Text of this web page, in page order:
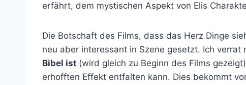
erfährt, dem mystischen Aspekt von Elis
Die Botschaft des Films, dass das Herz Dinge
neu aber interessant in Szene gesetzt. Ich verrat
Bibel ist (wird gleich zu Beginn des Films
erhofften Effekt entfalten kann. Dies bekommt